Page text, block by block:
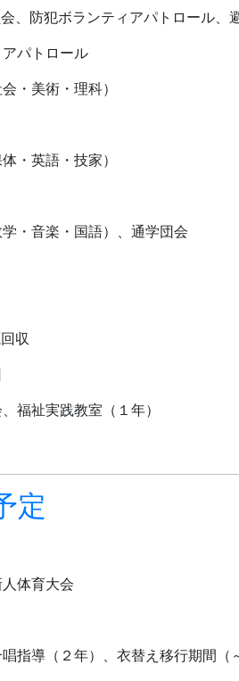
、防犯ボランティアパトロール、
パトロール
・美術・理科）
・英語・技家）
・音楽・国語）、通学団会
収
福祉実践教室（１年）
定
体育大会
指導（２年）、衣替え移行期間（